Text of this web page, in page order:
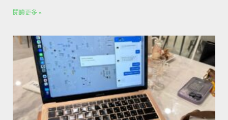
閱讀更多 »